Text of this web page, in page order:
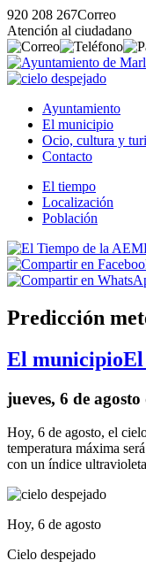
920 208 267Correo
Atención al ciudadano
Ayuntamiento
El municipio
Ocio, cultura y
Contacto
El tiempo
Localización
Población
Predicción
El municipioEl
jueves, 6 de agosto
Hoy, 6 de agosto, el
temperatura máxima
con un índice
Hoy, 6 de agosto
Cielo despejado